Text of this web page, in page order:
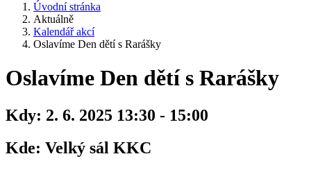
Úvodní stránka
Aktuálně
Kalendář akcí
Oslavíme Den dětí s Rarášky
Oslavíme Den dětí s Rarášky
Kdy: 2. 6. 2025 13:30 - 15:00
Kde: Velký sál KKC